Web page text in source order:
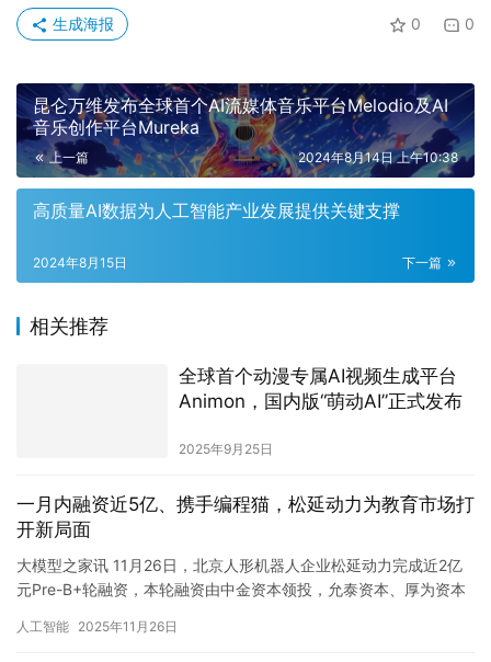
0 0
生成海报
昆仑万维发布全球首个AI流媒体音乐平台Melodio及AI
音乐创作平台Mureka
上一篇 2024年8月14日 上午10:38
高质量AI数据为人工智能产业发展提供关键支撑
下一篇
2024年8月15日
相关推荐
全球首个动漫专属AI视频生成平台
Animon，国内版“萌动AI”正式发布
2025年9月25日
一月内融资近5亿、携手编程猫，松延动力为教育市场打
开新局面
大模型之家讯 11月26日，北京人形机器人企业松延动力完成近2亿
元Pre-B+轮融资，本轮融资由中金资本领投，允泰资本、厚为资本
人工智能 2025年11月26日